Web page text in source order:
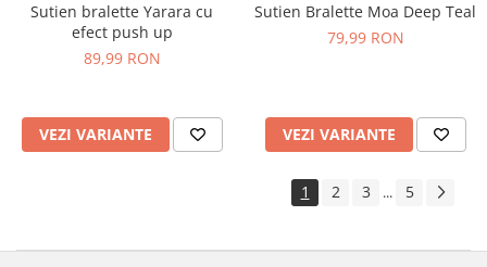
Sutien bralette Yarara cu
efect push up
89,99 RON
VEZI VARIANTE
Sutien Bralette Moa Deep Teal
79,99 RON
VEZI VARIANTE
1 2 3 ... 5